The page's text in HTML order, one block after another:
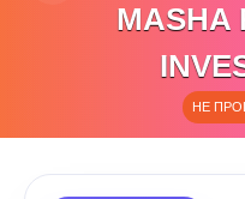
MASHA
НЕ